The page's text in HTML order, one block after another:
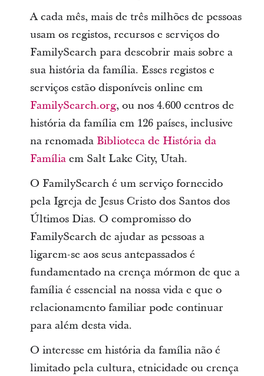
A cada mês, mais de três milhões de pessoas
usam os registos, recursos e serviços do
FamilySearch para descobrir mais sobre a
sua história da família. Esses registos e
serviços estão disponíveis online em
FamilySearch.org, ou nos 4.600 centros de
história da família em 126 países, inclusive
na renomada Biblioteca de História da
Famíliaem Salt Lake City, Utah.
O FamilySearch é um serviço fornecido
pela Igreja de Jesus Cristo dos Santos dos
Últimos Dias. O compromisso do
FamilySearch de ajudar as pessoas a
ligarem-se aos seus antepassados é
fundamentado na crença mórmon de que a
família é essencial na nossa vida e que o
relacionamento familiar pode continuar
para além desta vida.
O interesse em história da família não é
limitado pela cultura, etnicidade ou crença